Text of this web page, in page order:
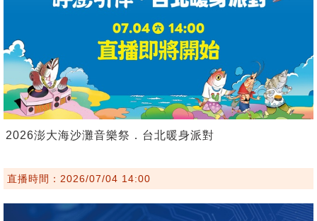
2026澎大海沙灘音樂祭．台北暖身派對
直播時間：2026/07/04 14:00